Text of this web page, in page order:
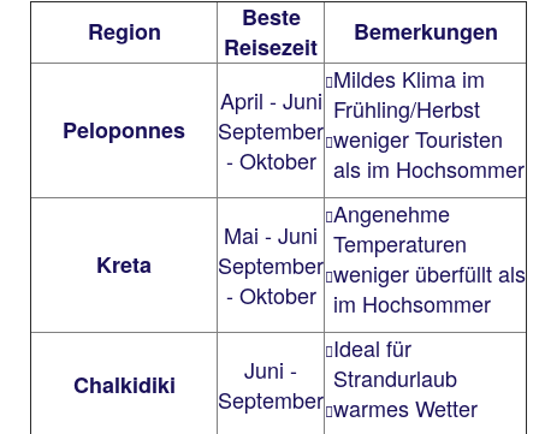
Region
Beste
Reisezeit
Bemerkungen
Peloponnes
April - Juni
September
- Oktober
Mildes Klima im
Frühling/Herbst
weniger Touristen
als im Hochsommer
Kreta
Mai - Juni
September
- Oktober
Angenehme
Temperaturen
weniger überfüllt als
im Hochsommer
Chalkidiki
Juni -
September
Ideal für
Strandurlaub
warmes Wetter